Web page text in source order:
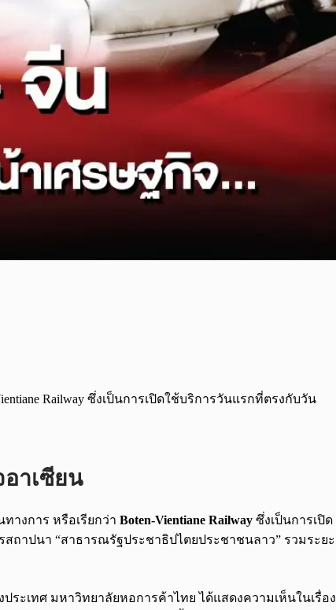
Railway ซึ่งเป็นการเปิดใช้บริการวันแรกที่ตรงกับวัน
าเซียน
างการ หรือเรียกว่า Boten-Vientiane Railway ซึ่งเป็นการเปิด
ถาปนา “สาธารณรัฐประชาธิปไตยประชาชนลาว” รวมระยะ
ะเทศ มหาวิทยาลัยหอการค้าไทย ได้แสดงความเห็นในเรื่อง